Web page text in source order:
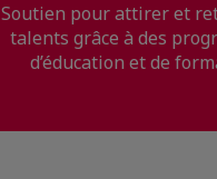
Soutien pour attirer et
talents grâce à des
d’éducation et de